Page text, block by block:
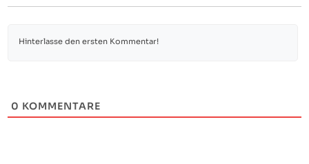
0 KOMMENTARE